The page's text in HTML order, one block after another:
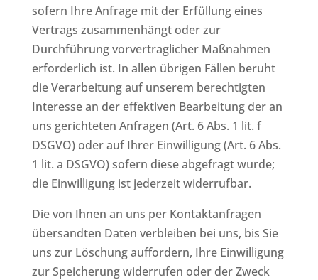
sofern Ihre Anfrage mit der Erfüllung eines
Vertrags zusammenhängt oder zur
Durchführung vorvertraglicher Maßnahmen
erforderlich ist. In allen übrigen Fällen beruht
die Verarbeitung auf unserem berechtigten
Interesse an der effektiven Bearbeitung der an
uns gerichteten Anfragen (Art. 6 Abs. 1 lit. f
DSGVO) oder auf Ihrer Einwilligung (Art. 6 Abs.
1 lit. a DSGVO) sofern diese abgefragt wurde;
die Einwilligung ist jederzeit widerrufbar.
Die von Ihnen an uns per Kontaktanfragen
übersandten Daten verbleiben bei uns, bis Sie
uns zur Löschung auffordern, Ihre Einwilligung
zur Speicherung widerrufen oder der Zweck